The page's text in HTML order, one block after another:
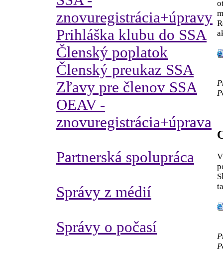
znovuregistrácia+úpravy
Prihláška klubu do SSA
Členský poplatok
Členský preukaz SSA
Zľavy pre členov SSA
OEAV -
znovuregistrácia+úprava
Partnerská spolupráca
Správy z médií
Správy o počasí